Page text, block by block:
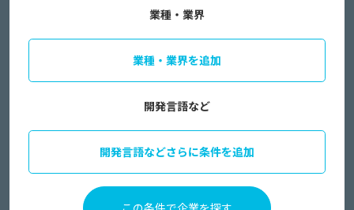
業種・業界
業種・業界を追加
開発言語など
開発言語などさらに条件を追加